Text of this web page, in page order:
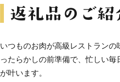
いつものお肉が高級レストラン
ったらかしの前準備で、忙しい毎
が叶います。